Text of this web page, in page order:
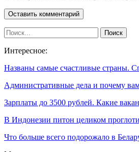
Интересное:
Названы самые счастливые страны.
Административные дела и почему
Зарплаты до 3500 рублей. Какие
В Индонезии питон целиком
Что больше всего подорожало в